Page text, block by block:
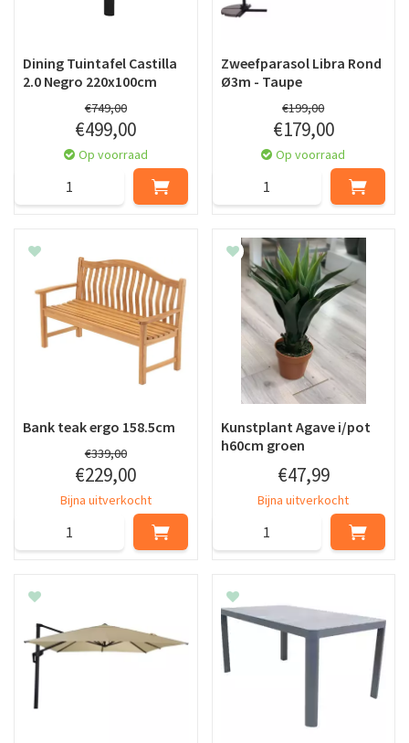
Dining Tuintafel Castilla
2.0 Negro 220x100cm
€749,00
€499,00
Op voorraad
Zweefparasol Libra Rond
Ø3m - Taupe
€199,00
€179,00
Op voorraad
Bank teak ergo 158.5cm
€339,00
€229,00
Bijna uitverkocht
Kunstplant Agave i/pot
h60cm groen
€47,99
Bijna uitverkocht